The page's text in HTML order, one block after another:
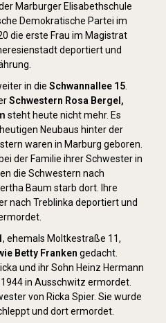
Marburger Elisabethschule
Demokratische Partei im
die erste Frau im Magistrat
deportiert und
in die Schwannallee 15.
Schwestern Rosa Bergel,
steht heute nicht mehr. Es
Neubaus hinter der
waren in Marburg geboren.
der Familie ihrer Schwester in
die Schwestern nach
Baum starb dort. Ihre
nach Treblinka deportiert und
, ehemals Moltkestraße 11,
Betty Franken gedacht.
und ihr Sohn Heinz Hermann
in Ausschwitz ermordet.
von Ricka Spier. Sie wurde
und dort ermordet.